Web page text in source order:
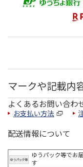
マークや記載内
よくあるお問い合わ
お支払い方法
配送情報について
ゆうパック等でお
す